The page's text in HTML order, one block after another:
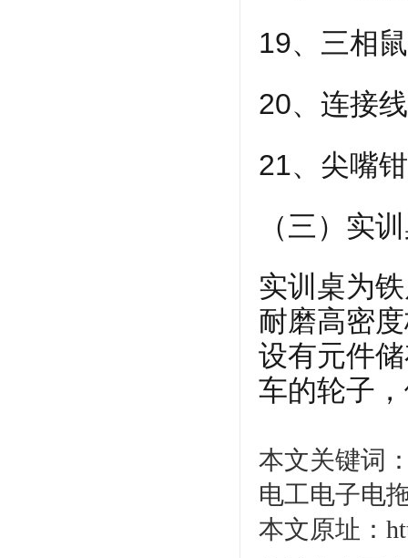
19、三相
20、连接
21、尖嘴
（三）实
实训桌为
耐磨高密
设有元件
车的轮子
本文关键词
电工电子电
本文原址：